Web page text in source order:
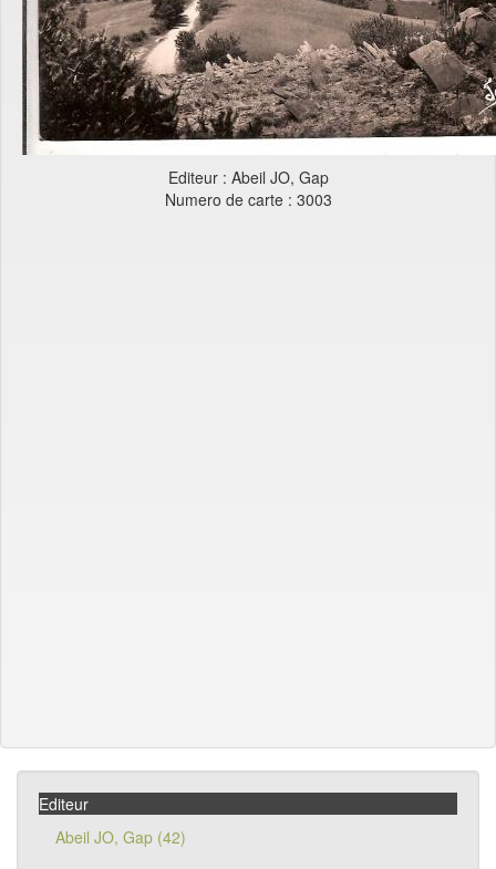
Editeur : Abeil JO, Gap
Numero de carte : 3003
Editeur
Abeil JO, Gap (42)